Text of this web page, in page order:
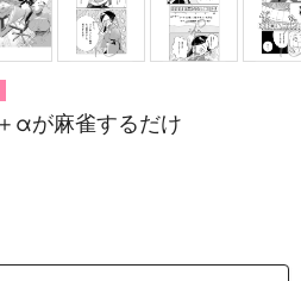
αが麻雀するだけ